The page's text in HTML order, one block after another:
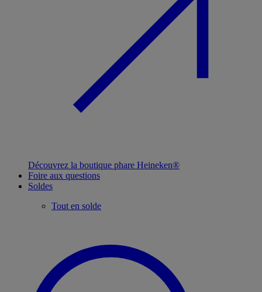
Découvrez la boutique phare Heineken®
Foire aux questions
Soldes
Tout en solde